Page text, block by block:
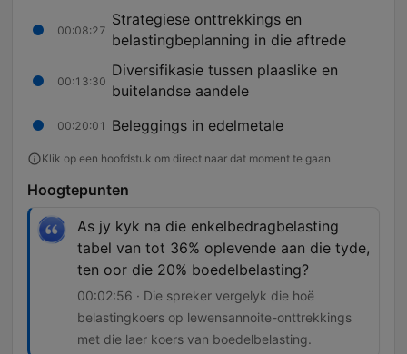
00:08:27
Strategiese onttrekkings en
belastingbeplanning in die aftrede
00:13:30
Diversifikasie tussen plaaslike en
buitelandse aandele
00:20:01 Beleggings in edelmetale
Klik op een hoofdstuk om direct naar dat moment te gaan
Hoogtepunten
As jy kyk na die enkelbedragbelasting
tabel van tot 36% oplevende aan die tyde,
ten oor die 20% boedelbelasting?
00:02:56 · Die spreker vergelyk die hoë
belastingkoers op lewensannoite-onttrekkings
met die laer koers van boedelbelasting.